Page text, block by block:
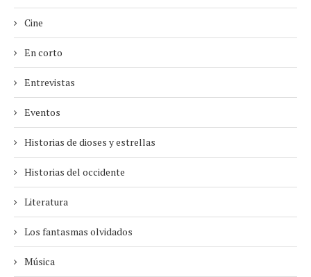
Cine
En corto
Entrevistas
Eventos
Historias de dioses y estrellas
Historias del occidente
Literatura
Los fantasmas olvidados
Música